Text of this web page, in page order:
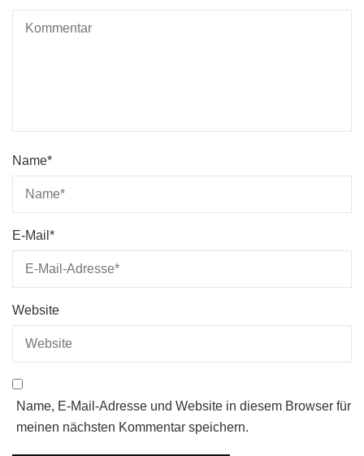
Name*
E-Mail *
Website
Name, E-Mail-Adresse und Website in diesem Browser für
meinen nächsten Kommentar speichern.